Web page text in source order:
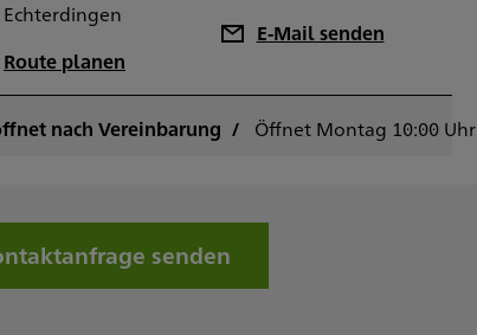
Echterdingen
Route planen
E-Mail senden
nach Vereinbarung Öffnet Montag 10:00 Uhr
10:00 - 16:00
senden